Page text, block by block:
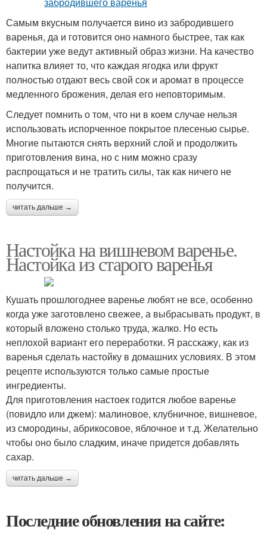
Самым вкусным получается вино из забродившего
варенья, да и готовится оно намного быстрее, так как
бактерии уже ведут активный образ жизни. На качество
напитка влияет то, что каждая ягодка или фрукт
полностью отдают весь свой сок и аромат в процессе
медленного брожения, делая его неповторимым.
Следует помнить о том, что ни в коем случае нельзя
использовать испорченное покрытое плесенью сырье.
Многие пытаются снять верхний слой и продолжить
приготовления вина, но с ним можно сразу
распрощаться и не тратить силы, так как ничего не
получится.
читать дальше →
Настойка на вишневом варенье.
Настойка из старого варенья
Кушать прошлогоднее варенье любят не все, особенно
когда уже заготовлено свежее, а выбрасывать продукт, в
который вложено столько труда, жалко. Но есть
неплохой вариант его переработки. Я расскажу, как из
варенья сделать настойку в домашних условиях. В этом
рецепте используются только самые простые
ингредиенты.
Для приготовления настоек годится любое варенье
(повидло или джем): малиновое, клубничное, вишневое,
из смородины, абрикосовое, яблочное и т.д. Желательно
чтобы оно было сладким, иначе придется добавлять
сахар.
читать дальше →
Последние обновления на сайте: